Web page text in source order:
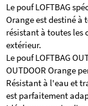
Le pouf LOFTBAG
Orange est destiné à
résistant à toutes les
extérieur.
Le pouf LOFTBAG
OUTDOOR Orange
Résistant à l'eau et
est parfaitement